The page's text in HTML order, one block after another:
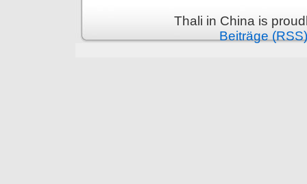
Thali in China is
Beiträge (RSS)